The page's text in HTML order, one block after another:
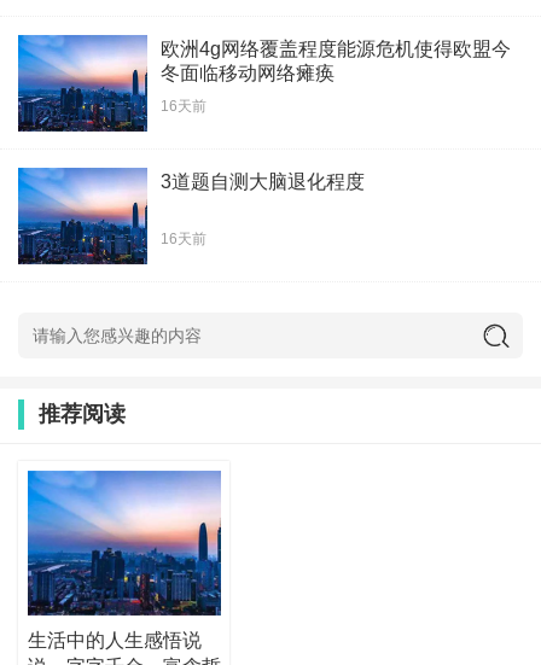
欧洲4g网络覆盖程度能源危机使得欧盟今
冬面临移动网络瘫痪
16天前
3道题自测大脑退化程度
16天前
推荐阅读
生活中的人生感悟说